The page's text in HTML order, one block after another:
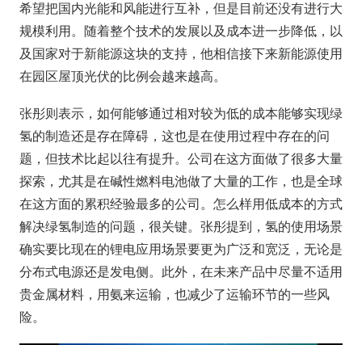
希望把国内光能和风能进行互补，但是目前还没有进行大
规模利用。随着整个技术的发展以及成本进一步降低，以
及国家对于新能源这块的支持，他相信接下来新能源使用
在园区屋顶光伏的比例会越来越高。
张彤则表示，如何能够通过相对较为低的成本能够实现绿
氢的制造还是存在障碍，这也是在使用过程中存在的问
题，但技术比起以往有提升。公司在这方面做了很多大量
探索，尤其是在碱性燃料电池做了大量的工作，也是全球
在这方面的累积经验最多的公司。怎么样用低成本的方式
解决绿氢制造的问题，很关键。张彤提到，氢的使用场景
确实要比现在的锂电应用场景要更为广泛和宽泛，无论是
分布式电源还是发电侧。此外，在未来产品中尽量不适用
贵金属材料，用氨来运输，也减少了运输环节的一些风
险。